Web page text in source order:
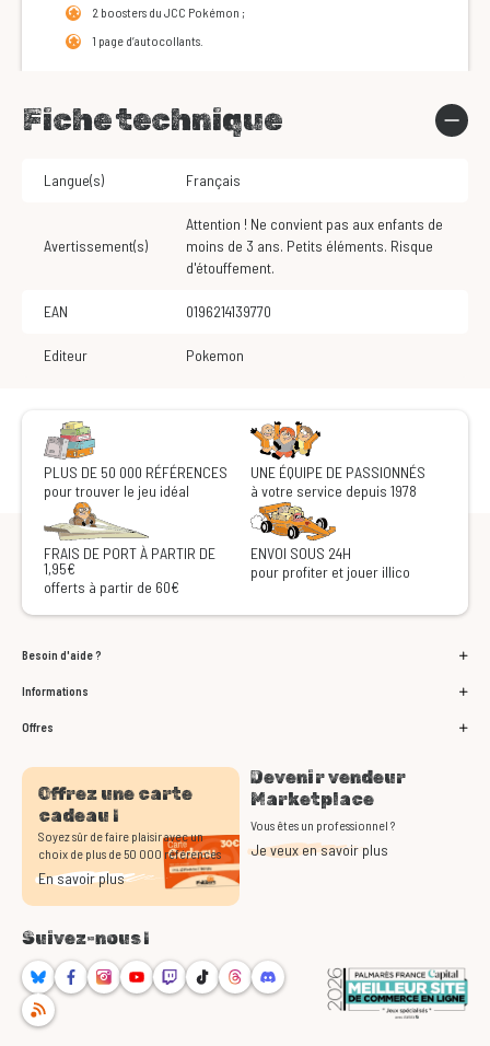
2 boosters du JCC Pokémon ;
1 page d’autocollants.
Fiche technique
Langue(s) Français
Avertissement(s)
Attention ! Ne convient pas aux enfants de
moins de 3 ans. Petits éléments. Risque
d'étouffement.
EAN 0196214139770
Editeur Pokemon
PLUS DE 50 000 RÉFÉRENCES
pour trouver le jeu idéal
UNE ÉQUIPE DE PASSIONNÉS
à votre service depuis 1978
FRAIS DE PORT À PARTIR DE
1,95€
offerts à partir de 60€
ENVOI SOUS 24H
pour profiter et jouer illico
Besoin d'aide ?
Informations
Offres
Offrez une carte
cadeau !
Soyez sûr de faire plaisir avec un
choix de plus de 50 000 références
En savoir plus
Devenir vendeur
Marketplace
Vous êtes un professionnel ?
Je veux en savoir plus
Suivez-nous !
BlueskyFacebookInstagram
YoutubeTwitchTikTokThreadsDiscord
RSS